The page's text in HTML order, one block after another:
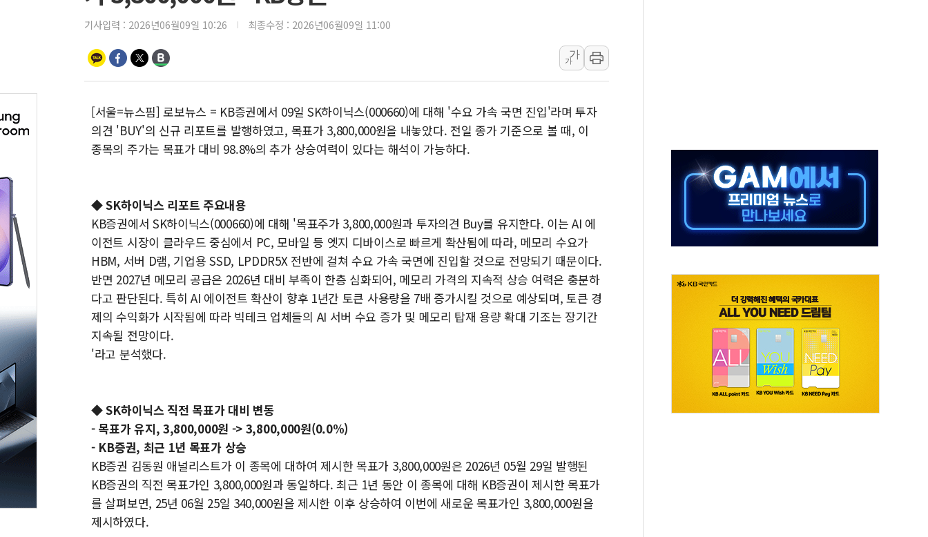
강릉·동해·삼척 시간당 최대 50㎜ 폭우…강원 동해안 강한 비 이어져
폐기물 수거하다 참변…60대 환경미화원 수거차에 치여 사망
李대통령 "결혼 때문에 손해 보는 일 없게"…'결혼 페널티' 22개 과제 손본다
여수 오동도 인근 해상서 모터보트 전복…1명 사망·1명 실종
추미애, '위안부' 피해자 기림의 날 참석..."국제적 시민 연대로 목소리 내야"
인천 선재도 갯벌서 해루질 중 실종 60대 나흘만에 숨진 채 발견
'화합' 꺼낸 김민석에 '뻔뻔' 받아친 정청래…제주 연설서 신경전 고조
기사입력 : 2026년06월09일 10:26 최종수정 : 2026년06월09일 11:00
가
가
[서울=뉴스핌] 로보뉴스 = KB증권에서 09일 SK하이닉스(000660)에 대해 '수요 가속 국면 진입'라며 투자
의견 'BUY'의 신규 리포트를 발행하였고, 목표가 3,800,000원을 내놓았다. 전일 종가 기준으로 볼 때, 이
종목의 주가는 목표가 대비 98.8%의 추가 상승여력이 있다는 해석이 가능하다.
◆ SK하이닉스 리포트 주요내용
KB증권에서 SK하이닉스(000660)에 대해 '목표주가 3,800,000원과 투자의견 Buy를 유지한다. 이는 AI 에
이전트 시장이 클라우드 중심에서 PC, 모바일 등 엣지 디바이스로 빠르게 확산됨에 따라, 메모리 수요가
HBM, 서버 D램, 기업용 SSD, LPDDR5X 전반에 걸쳐 수요 가속 국면에 진입할 것으로 전망되기 때문이다.
반면 2027년 메모리 공급은 2026년 대비 부족이 한층 심화되어, 메모리 가격의 지속적 상승 여력은 충분하
다고 판단된다. 특히 AI 에이전트 확산이 향후 1년간 토큰 사용량을 7배 증가시킬 것으로 예상되며, 토큰 경
제의 수익화가 시작됨에 따라 빅테크 업체들의 AI 서버 수요 증가 및 메모리 탑재 용량 확대 기조는 장기간
지속될 전망이다.
'라고 분석했다.
◆ SK하이닉스 직전 목표가 대비 변동
- 목표가 유지, 3,800,000원 -> 3,800,000원(0.0%)
- KB증권, 최근 1년 목표가 상승
KB증권 김동원 애널리스트가 이 종목에 대하여 제시한 목표가 3,800,000원은 2026년 05월 29일 발행된
KB증권의 직전 목표가인 3,800,000원과 동일하다. 최근 1년 동안 이 종목에 대해 KB증권이 제시한 목표가
를 살펴보면, 25년 06월 25일 340,000원을 제시한 이후 상승하여 이번에 새로운 목표가인 3,800,000원을
제시하였다.